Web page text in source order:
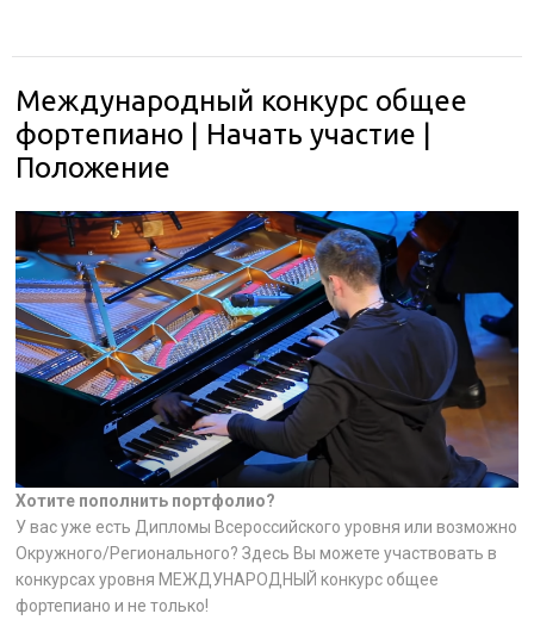
Международный конкурс общее
фортепиано | Начать участие |
Положение
Хотите пополнить портфолио?
У вас уже есть Дипломы Всероссийского уровня или возможно
Окружного/Регионального? Здесь Вы можете участвовать в
конкурсах уровня МЕЖДУНАРОДНЫЙ конкурс общее
фортепиано и не только!